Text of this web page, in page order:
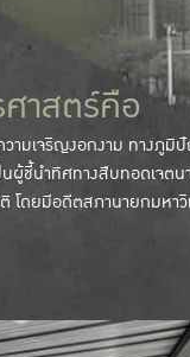
าสตร์คือ
ามเจริญงอกงาม ทางภู
ผู้ชี้นำทิศทางสืบทอดเจต
โดยมีอดีตสภานายกมหา